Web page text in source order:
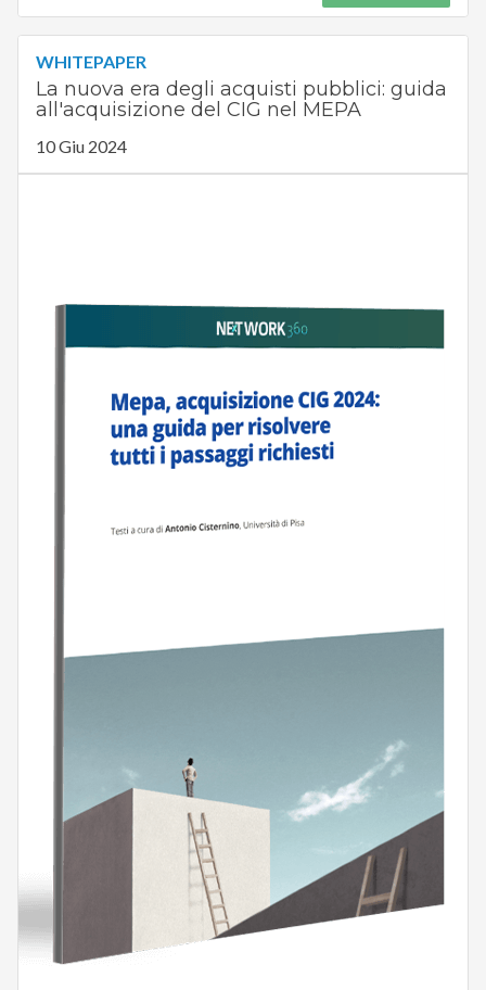
WHITEPAPER
La nuova era degli acquisti pubblici: guida
all'acquisizione del CIG nel MEPA
10 Giu 2024